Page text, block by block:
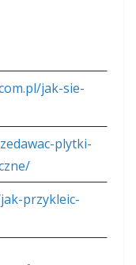
jak-sie-
plytki-
przykleic-